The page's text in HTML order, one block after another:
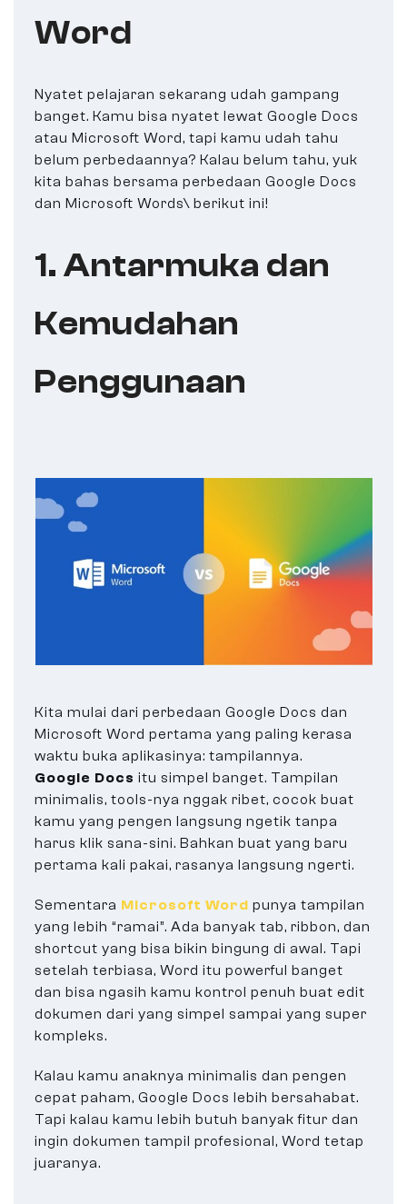
Word
Nyatet pelajaran sekarang udah gampang
banget. Kamu bisa nyatet lewat Google Docs
atau Microsoft Word, tapi kamu udah tahu
belum perbedaannya? Kalau belum tahu, yuk
kita bahas bersama perbedaan Google Docs
dan Microsoft Words\ berikut ini!
1. Antarmuka dan
Kemudahan
Penggunaan
Kita mulai dari perbedaan Google Docs dan
Microsoft Word pertama yang paling kerasa
waktu buka aplikasinya: tampilannya.
Google Docs itu simpel banget. Tampilan
minimalis, tools-nya nggak ribet, cocok buat
kamu yang pengen langsung ngetik tanpa
harus klik sana-sini. Bahkan buat yang baru
pertama kali pakai, rasanya langsung ngerti.
Sementara Microsoft Word punya tampilan
yang lebih “ramai”. Ada banyak tab, ribbon, dan
shortcut yang bisa bikin bingung di awal. Tapi
setelah terbiasa, Word itu powerful banget
dan bisa ngasih kamu kontrol penuh buat edit
dokumen dari yang simpel sampai yang super
kompleks.
Kalau kamu anaknya minimalis dan pengen
cepat paham, Google Docs lebih bersahabat.
Tapi kalau kamu lebih butuh banyak fitur dan
ingin dokumen tampil profesional, Word tetap
juaranya.